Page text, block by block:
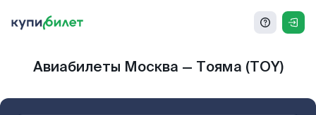
Авиабилеты Москва — Тояма (TOY)